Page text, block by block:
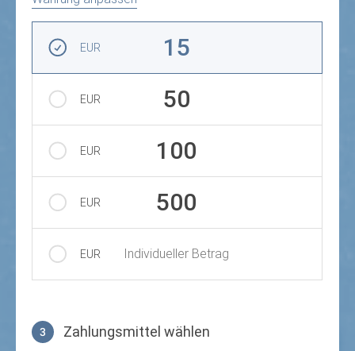
EUR 15
EUR 50
EUR 100
EUR 500
EUR Individueller Betrag
3 Zahlungsmittel wählen